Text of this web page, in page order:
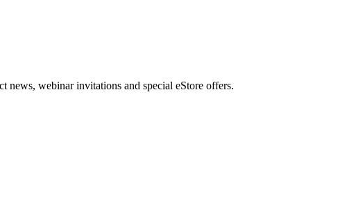
news, webinar invitations and special eStore offers.